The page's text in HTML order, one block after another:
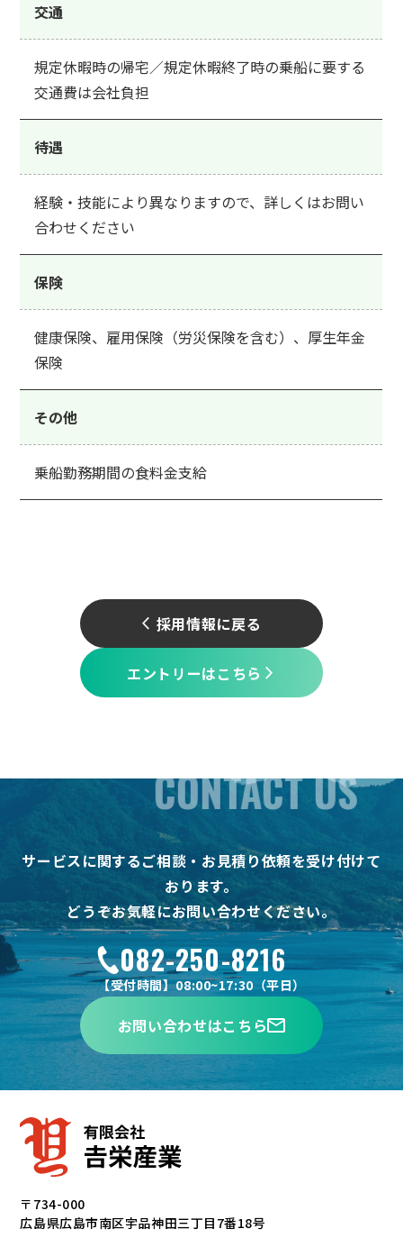
交通
規定休暇時の帰宅／規定休暇終了時の乗船に要する
交通費は会社負担
待遇
経験・技能により異なりますので、詳しくはお問い
合わせください
保険
健康保険、雇用保険（労災保険を含む）、厚生年金
保険
その他
乗船勤務期間の食料金支給
arrow_back_ios 採用情報に戻る
エントリーはこちら arrow_forward_ios
CONTACT US
サービスに関するご相談・お見積り依頼を受け付けて
おります。
どうぞお気軽にお問い合わせください。
082-250-8216
【受付時間】08:00~17:30（平日）
お問い合わせはこちら
〒734-000
広島県広島市南区宇品神田三丁目7番18号